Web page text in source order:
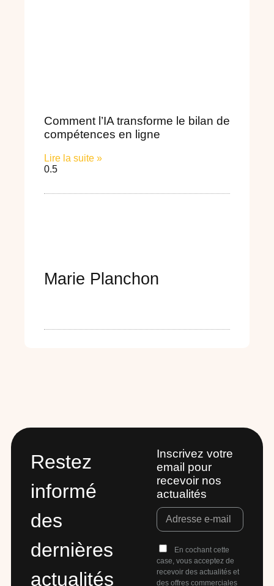
Comment l’IA transforme le bilan de
compétences en ligne
Lire la suite »
Marie Planchon
Restez
informé
des
dernières
actualités
Inscrivez votre
email pour
recevoir nos
actualités
En cochant cette
case, vous acceptez de
recevoir des actualités et
des offres commerciales